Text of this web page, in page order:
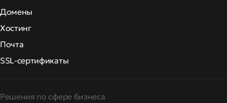
Домены
Хостинг
Почта
SSL-сертификаты
Решения по сфере бизнеса